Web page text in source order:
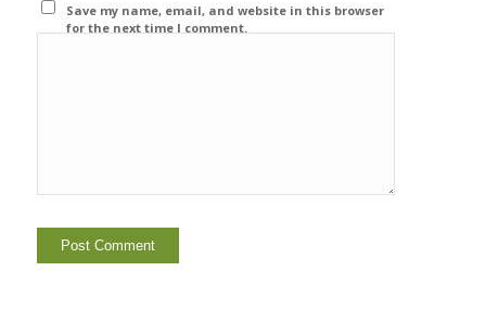
Save my name, email, and website in this browser
for the next time I comment.